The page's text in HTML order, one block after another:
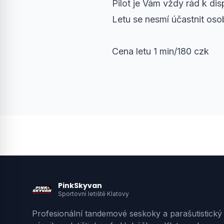
Pilot je Vám vždy rád k
Letu se nesmí účastnit
Cena letu 1 min/180 czk
PinkSkyvan
Sportovní letiště Klatovy
Profesionální tandemové seskoky a parašutistický